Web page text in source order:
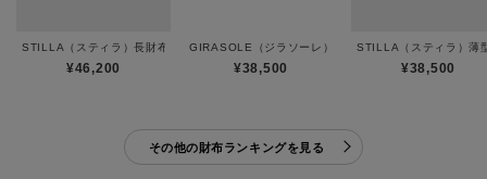
STILLA（スティラ）長財布ミニ
¥46,200
GIRASOLE（ジラソーレ）二つ折り財布
¥38,500
STILLA（スティラ）薄
¥38,500
その他の財布ランキングを見る